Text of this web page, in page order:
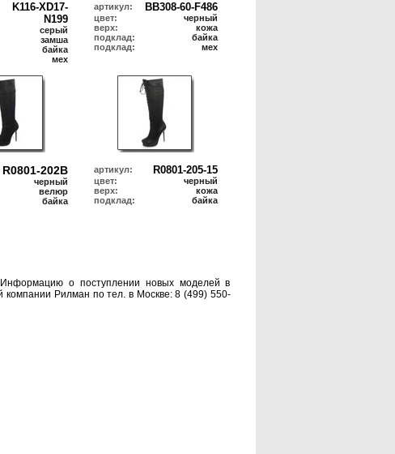
K116-XD17-
N199
серый
замша
байка
мех
артикул: BB308-60-F486
цвет:
черный
верх:
кожа
подклад:
байка
подклад:
мех
R0801-202В
черный
велюр
байка
артикул: R0801-205-15
цвет:
черный
верх:
кожа
подклад:
байка
Информацию о поступлении новых моделей в
компании Рилман по тел. в Москве: 8 (499) 550-